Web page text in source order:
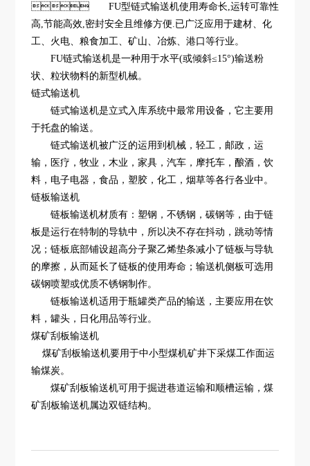
 FU型链式输送机使用寿命长,运转可靠性
高,节能高效,密封安全且维修方便.已广泛应用于建材、化
工、火电、粮食加工、矿山、冶炼、港口等行业。
FU链式输送机是一种用于水平(或倾斜≤15°)输送粉
状、粒状物料的新型机械。
链式输送机
链式输送机是立式入库系统中最常用设备，它主要用
于托盘的输送。
 链式输送机被广泛的运用到机械，轻工，邮政，运
输，医疗，牧业，木业，家具，汽车，摩托车，酿酒，饮
料，电子电器，食品，塑胶，化工，烟草等各行各业中。
链板输送机
 链板输送机材质有：塑钢，不锈钢，碳钢等，由于链
板是运行在特制的导轨中，所以决不存在抖动，跳动等情
况；链板底部铺设超高分子聚乙烯垫条减小了链板与导轨
的摩擦，从而延长了链板的使用寿命；输送机侧板可选用
碳钢喷塑或优质不锈钢制作。
链板输送机适用于瓶罐类产品的输送，主要应用在饮
料，罐头，日化用品等行业。
煤矿刮板输送机
煤矿刮板输送机要用于中小型煤机矿井下采煤工作面运
输煤炭。
煤矿刮板输送机可用于掘进巷道运输和顺槽运输，煤
矿刮板输送机属边双链结构。